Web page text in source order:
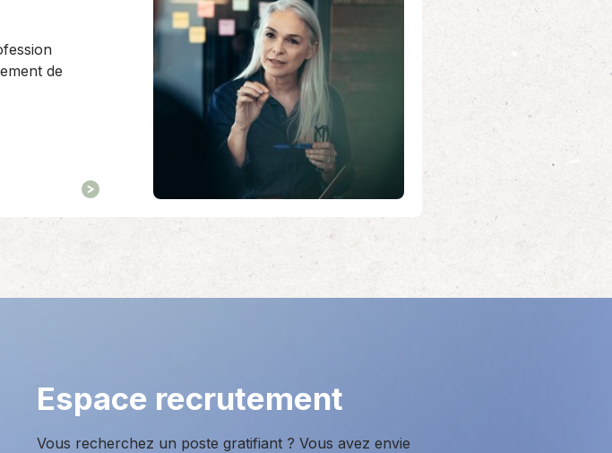
de
Espace recrutement
Vous recherchez un poste gratifiant ? Vous avez envie